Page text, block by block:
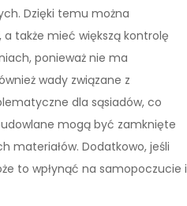
Dzięki temu można
także mieć większą kontrolę
ponieważ nie ma
wady związane z
dla sąsiadów, co
mogą być zamknięte
materiałów. Dodatkowo, jeśli
to wpłynąć na samopoczucie i